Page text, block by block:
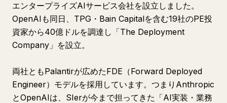
エンタープライズAIサービス会社を設立しました。
OpenAIも同日、TPG・Bain Capitalを含む19社のPE投
資家から40億ドルを調達し「The Deployment
Company」を設立。
両社ともPalantirが広めたFDE（Forward Deployed
Engineer）モデルを採用しています。つまりAnthropic
とOpenAIは、SIerが今まで担ってきた「AI実装・業務